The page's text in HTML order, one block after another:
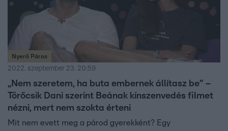
Nyerő Páros
2022. szeptember 23. 20:59
„Nem szeretem, ha buta embernek állítasz be” –
Törőcsik Dani szerint Beának kínszenvedés filmet
nézni, mert nem szokta érteni
Mit nem evett meg a párod gyerekként? Egy